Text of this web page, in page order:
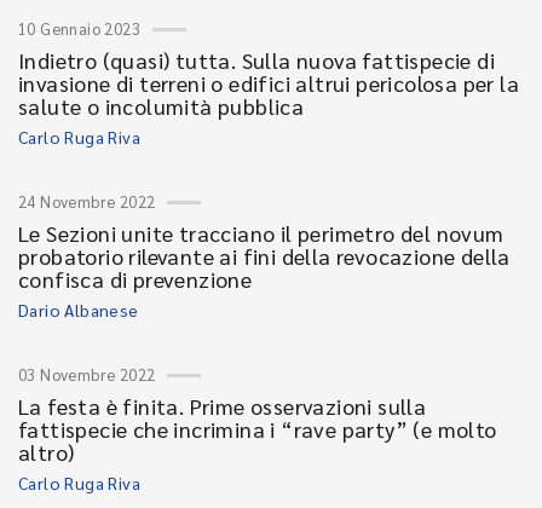
10 Gennaio 2023
Indietro (quasi) tutta. Sulla nuova fattispecie di
invasione di terreni o edifici altrui pericolosa per la
salute o incolumità pubblica
Carlo Ruga Riva
24 Novembre 2022
Le Sezioni unite tracciano il perimetro del novum
probatorio rilevante ai fini della revocazione della
confisca di prevenzione
Dario Albanese
03 Novembre 2022
La festa è finita. Prime osservazioni sulla
fattispecie che incrimina i “rave party” (e molto
altro)
Carlo Ruga Riva